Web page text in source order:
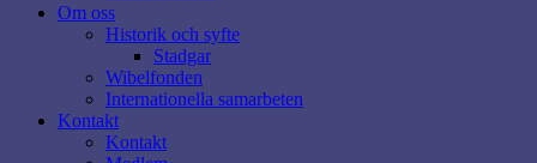
Om oss
Historik och syfte
Stadgar
Wibelfonden
Internationella samarbeten
Kontakt
Kontakt